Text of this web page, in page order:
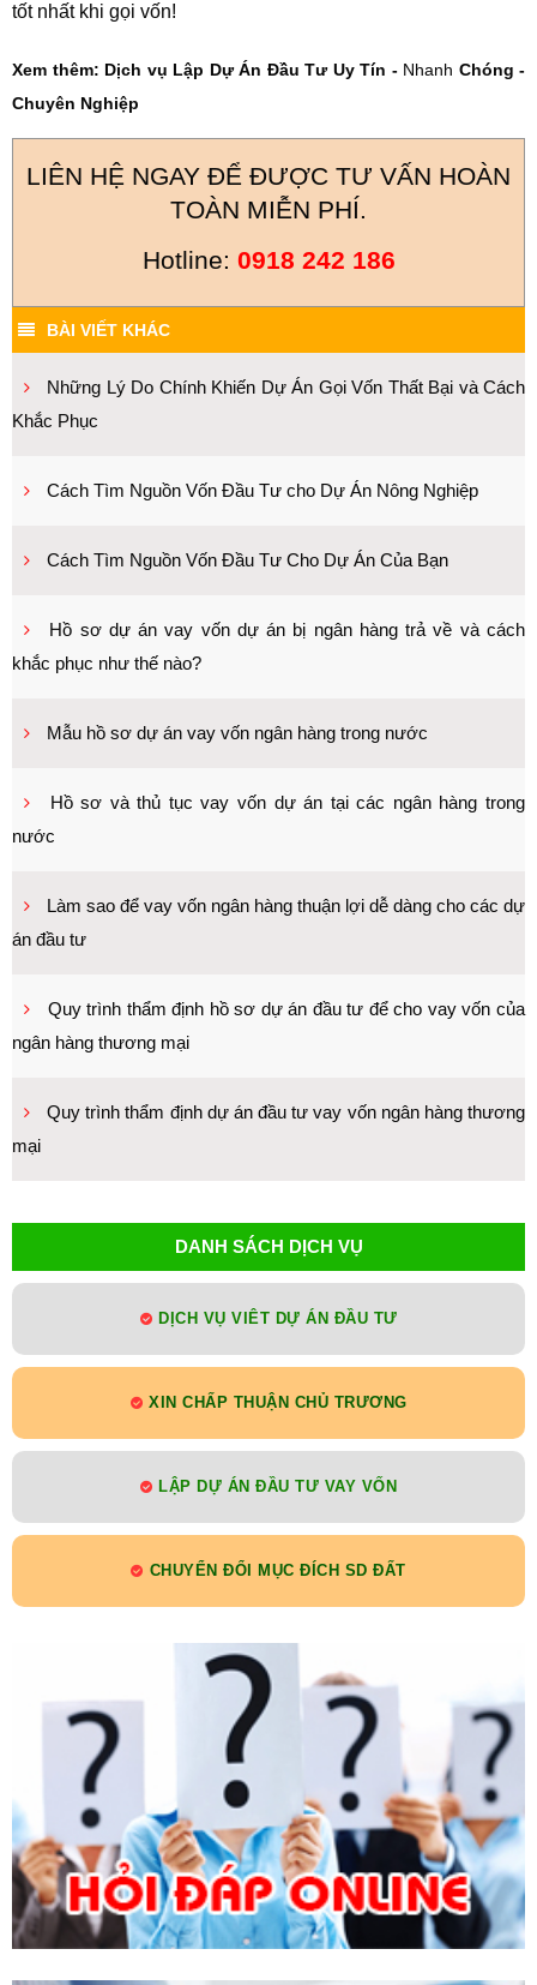
tốt nhất khi gọi vốn!
Xem thêm: Dịch vụ Lập Dự Án Đầu Tư Uy Tín -Nhanh Chóng -
Chuyên Nghiệp
LIÊN HỆ NGAY ĐỂ ĐƯỢC TƯ VẤN HOÀN
TOÀN MIỄN PHÍ.
Hotline: 0918 242 186
BÀI VIẾT KHÁC
Những Lý Do Chính Khiến Dự Án Gọi Vốn Thất Bại và Cách
Khắc Phục
Cách Tìm Nguồn Vốn Đầu Tư cho Dự Án Nông Nghiệp
Cách Tìm Nguồn Vốn Đầu Tư Cho Dự Án Của Bạn
Hồ sơ dự án vay vốn dự án bị ngân hàng trả về và cách
khắc phục như thế nào?
Mẫu hồ sơ dự án vay vốn ngân hàng trong nước
Hồ sơ và thủ tục vay vốn dự án tại các ngân hàng trong
nước
Làm sao để vay vốn ngân hàng thuận lợi dễ dàng cho các dự
án đầu tư
Quy trình thẩm định hồ sơ dự án đầu tư để cho vay vốn của
ngân hàng thương mại
Quy trình thẩm định dự án đầu tư vay vốn ngân hàng thương
mại
DANH SÁCH DỊCH VỤ
DỊCH VỤ VIÊT DỰ ÁN ĐẦU TƯ
XIN CHẤP THUẬN CHỦ TRƯƠNG
LẬP DỰ ÁN ĐẦU TƯ VAY VỐN
CHUYỂN ĐỔI MỤC ĐÍCH SD ĐẤT